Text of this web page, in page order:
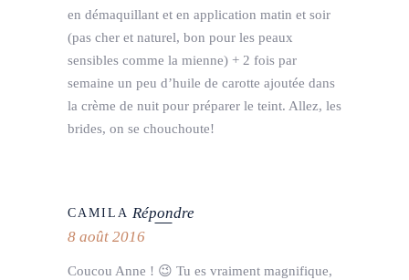
en démaquillant et en application matin et soir
(pas cher et naturel, bon pour les peaux
sensibles comme la mienne) + 2 fois par
semaine un peu d’huile de carotte ajoutée dans
la crème de nuit pour préparer le teint. Allez, les
brides, on se chouchoute!
CAMILA Répondre
8 août 2016
Coucou Anne ! 😉 Tu es vraiment magnifique,